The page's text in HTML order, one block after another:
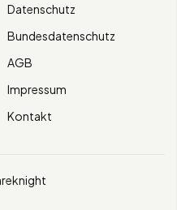
Datenschutz
Bundesdatenschutz
AGB
Impressum
Kontakt